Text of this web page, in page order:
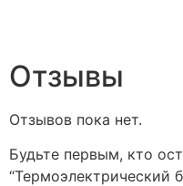
Отзывы
Отзывов пока нет.
Будьте первым, кто
“Термоэлектрический